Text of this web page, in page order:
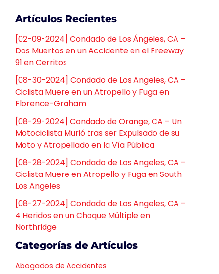
Artículos Recientes
[02-09-2024] Condado de Los Ángeles, CA –
Dos Muertos en un Accidente en el Freeway
91 en Cerritos
[08-30-2024] Condado de Los Angeles, CA –
Ciclista Muere en un Atropello y Fuga en
Florence-Graham
[08-29-2024] Condado de Orange, CA – Un
Motociclista Murió tras ser Expulsado de su
Moto y Atropellado en la Vía Pública
[08-28-2024] Condado de Los Angeles, CA –
Ciclista Muere en Atropello y Fuga en South
Los Angeles
[08-27-2024] Condado de Los Angeles, CA –
4 Heridos en un Choque Múltiple en
Northridge
Categorías de Artículos
Abogados de Accidentes